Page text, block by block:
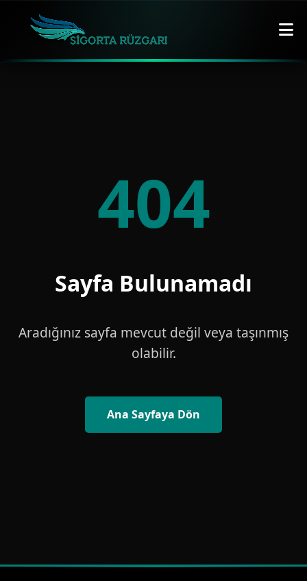
404
Sayfa Bulunamadı
Aradığınız sayfa mevcut değil veya taşınmış
olabilir.
Ana Sayfaya Dön